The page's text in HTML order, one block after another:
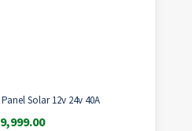
Solar 12v 24v 40A